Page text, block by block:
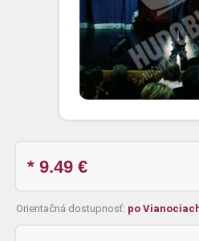
* 9.49 €
Orientačná dostupnosť: po